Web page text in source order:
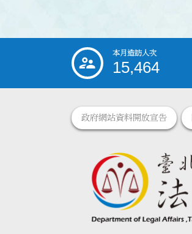
::: 本月造訪人次
15,464
政府網站資料開放宣告